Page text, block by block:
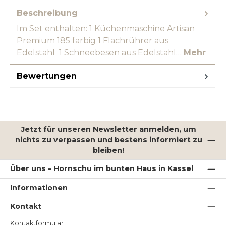
Beschreibung
Im Set enthalten: 1 Küchenmaschine Artisan
Premium 185 farbig 1 Flachrührer aus
Edelstahl 1 Schneebesen aus Edelstahl… Mehr
Bewertungen
Jetzt für unseren Newsletter anmelden, um
nichts zu verpassen und bestens informiert zu
bleiben!
Über uns – Hornschu im bunten Haus in Kassel
Informationen
Kontakt
Kontaktformular